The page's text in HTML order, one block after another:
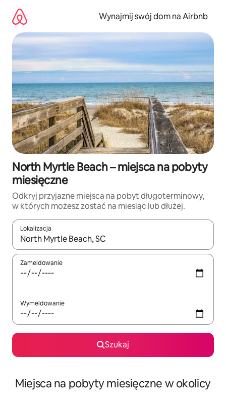
treści
Wynajmij swój dom na Airbnb
North Myrtle Beach – miejsca na pobyty
miesięczne
Odkryj przyjazne miejsca na pobyt długoterminowy,
w których możesz zostać na miesiąc lub dłużej.
Lokalizacja
Gdy wyniki będą dostępne, możesz poruszać się po nich za
Zameldowanie
Wymeldowanie
Szukaj
Miejsca na pobyty miesięczne w okolicy